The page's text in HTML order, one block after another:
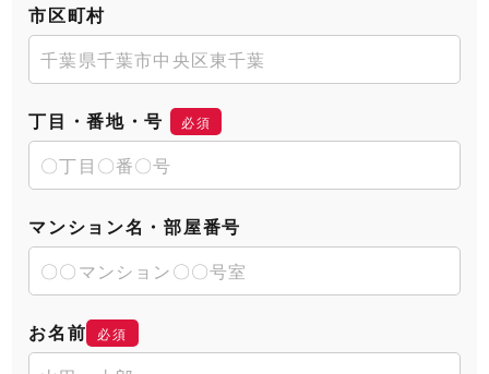
市区町村
丁目・番地・号 必須
マンション名・部屋番号
お名前 必須